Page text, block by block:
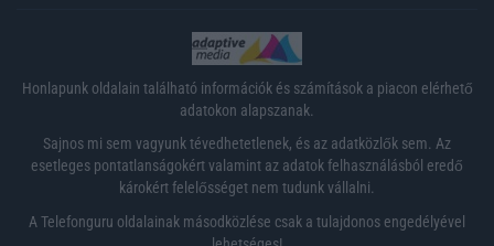
Honlapunk oldalain található információk és számítások a piacon elérhető
adatokon alapszanak.
Sajnos mi sem vagyunk tévedhetetlenek, és az adatközlők sem. Az
esetleges pontatlanságokért valamint az adatok felhasználásból eredő
károkért felelősséget nem tudunk vállalni.
A Telefonguru oldalainak másodközlése csak a tulajdonos engedélyével